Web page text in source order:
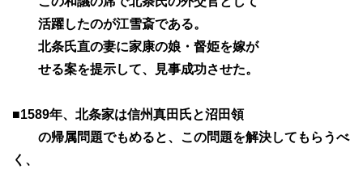
活躍したのが江雪斎である。
北条氏直の妻に家康の娘・督姫を嫁が
せる案を提示して、見事成功させた。
■1589年、北条家は信州真田氏と沼田領
の帰属問題でもめると、この問題を解決してもらうべ
く、